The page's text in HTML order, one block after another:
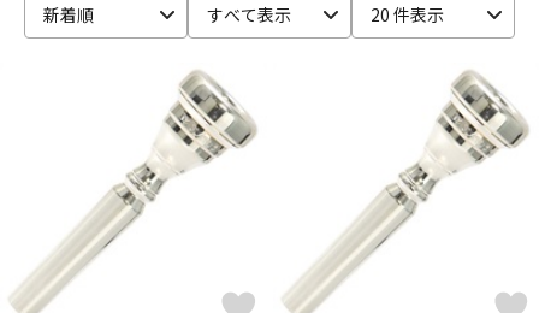
パーカッション
キーボード 電子ピアノ
新着順
すべて表示 20 件表示